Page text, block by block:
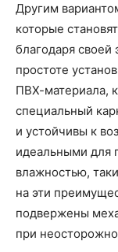
Другим
которые
благодаря своей
простоте
ПВХ-материала,
специальный
и устойчивы к
идеальными для
влажностью,
на эти
подвержены
при